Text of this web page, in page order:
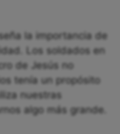
la importancia de
Los soldados en
de Jesús no
tenía un propósito
nuestras
algo más grande.